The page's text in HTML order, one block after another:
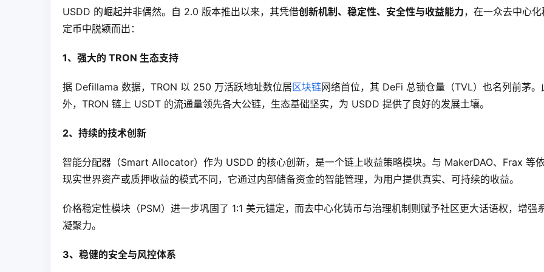
USDD 的崛起并非偶然。自 2.0 版本推出以来，其凭借创新机制、稳定性、安全性与收益能力，在一众去中心化
定币中脱颖而出：
1、强大的 TRON 生态支持
据 Defillama 数据，TRON 以 250 万活跃地址数位居区块链网络首位，其 DeFi 总锁仓量（TVL）也名列前茅。
外，TRON 链上 USDT 的流通量领先各大公链，生态基础坚实，为 USDD 提供了良好的发展土壤。
2、持续的技术创新
智能分配器（Smart Allocator）作为 USDD 的核心创新，是一个链上收益策略模块。与 MakerDAO、Frax 等
现实世界资产或质押收益的模式不同，它通过内部储备资金的智能管理，为用户提供真实、可持续的收益。
价格稳定性模块（PSM）进一步巩固了 1:1 美元锚定，而去中心化铸币与治理机制则赋予社区更大话语权，增强
凝聚力。
3、稳健的安全与风控体系